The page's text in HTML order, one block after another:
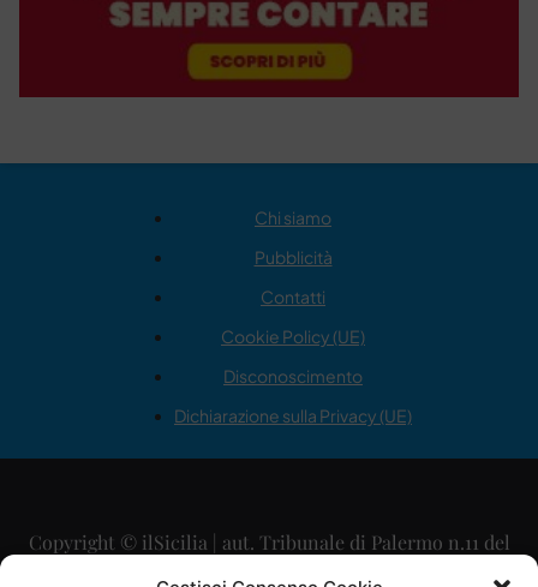
Chi siamo
Pubblicità
Contatti
Cookie Policy (UE)
Disconoscimento
Dichiarazione sulla Privacy (UE)
Copyright © ilSicilia | aut. Tribunale di Palermo n.11 del
29/09/2015